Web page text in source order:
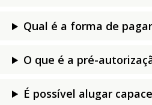
Qual é a forma de
O que é a pré-
É possível alugar